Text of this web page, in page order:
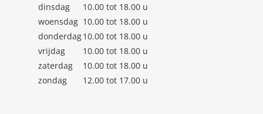
dinsdag
10.00 tot 18.00 u
woensdag 10.00 tot 18.00 u
donderdag10.00 tot 18.00 u
vrijdag
10.00 tot 18.00 u
zaterdag
10.00 tot 18.00 u
zondag
12.00 tot 17.00 u